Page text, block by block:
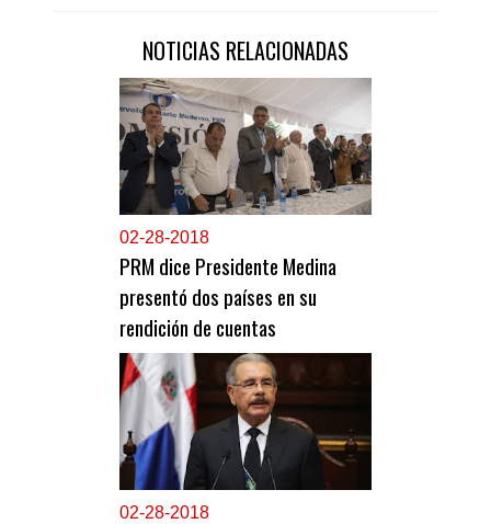
NOTICIAS RELACIONADAS
02-28-2018
PRM dice Presidente Medina
presentó dos países en su
rendición de cuentas
02-28-2018